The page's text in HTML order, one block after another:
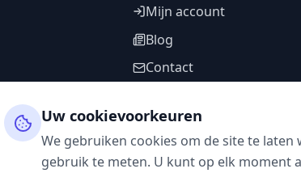
Mijn account
Blog
Contact
VOLG ONS
Uw cookievoorkeuren
We gebruiken cookies om de site te
gebruik te meten. U kunt op elk moment